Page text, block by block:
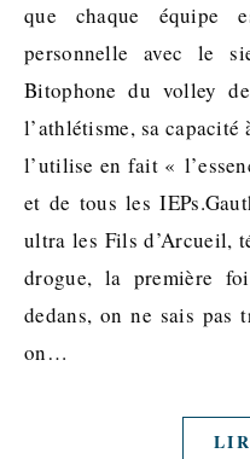
que chaque équipe
personnelle avec le
Bitophone du volley
l’athlétisme, sa
l’utilise en fait «
et de tous les
ultra les Fils d’Arcueil,
drogue, la première
dedans, on ne sais pas
on…